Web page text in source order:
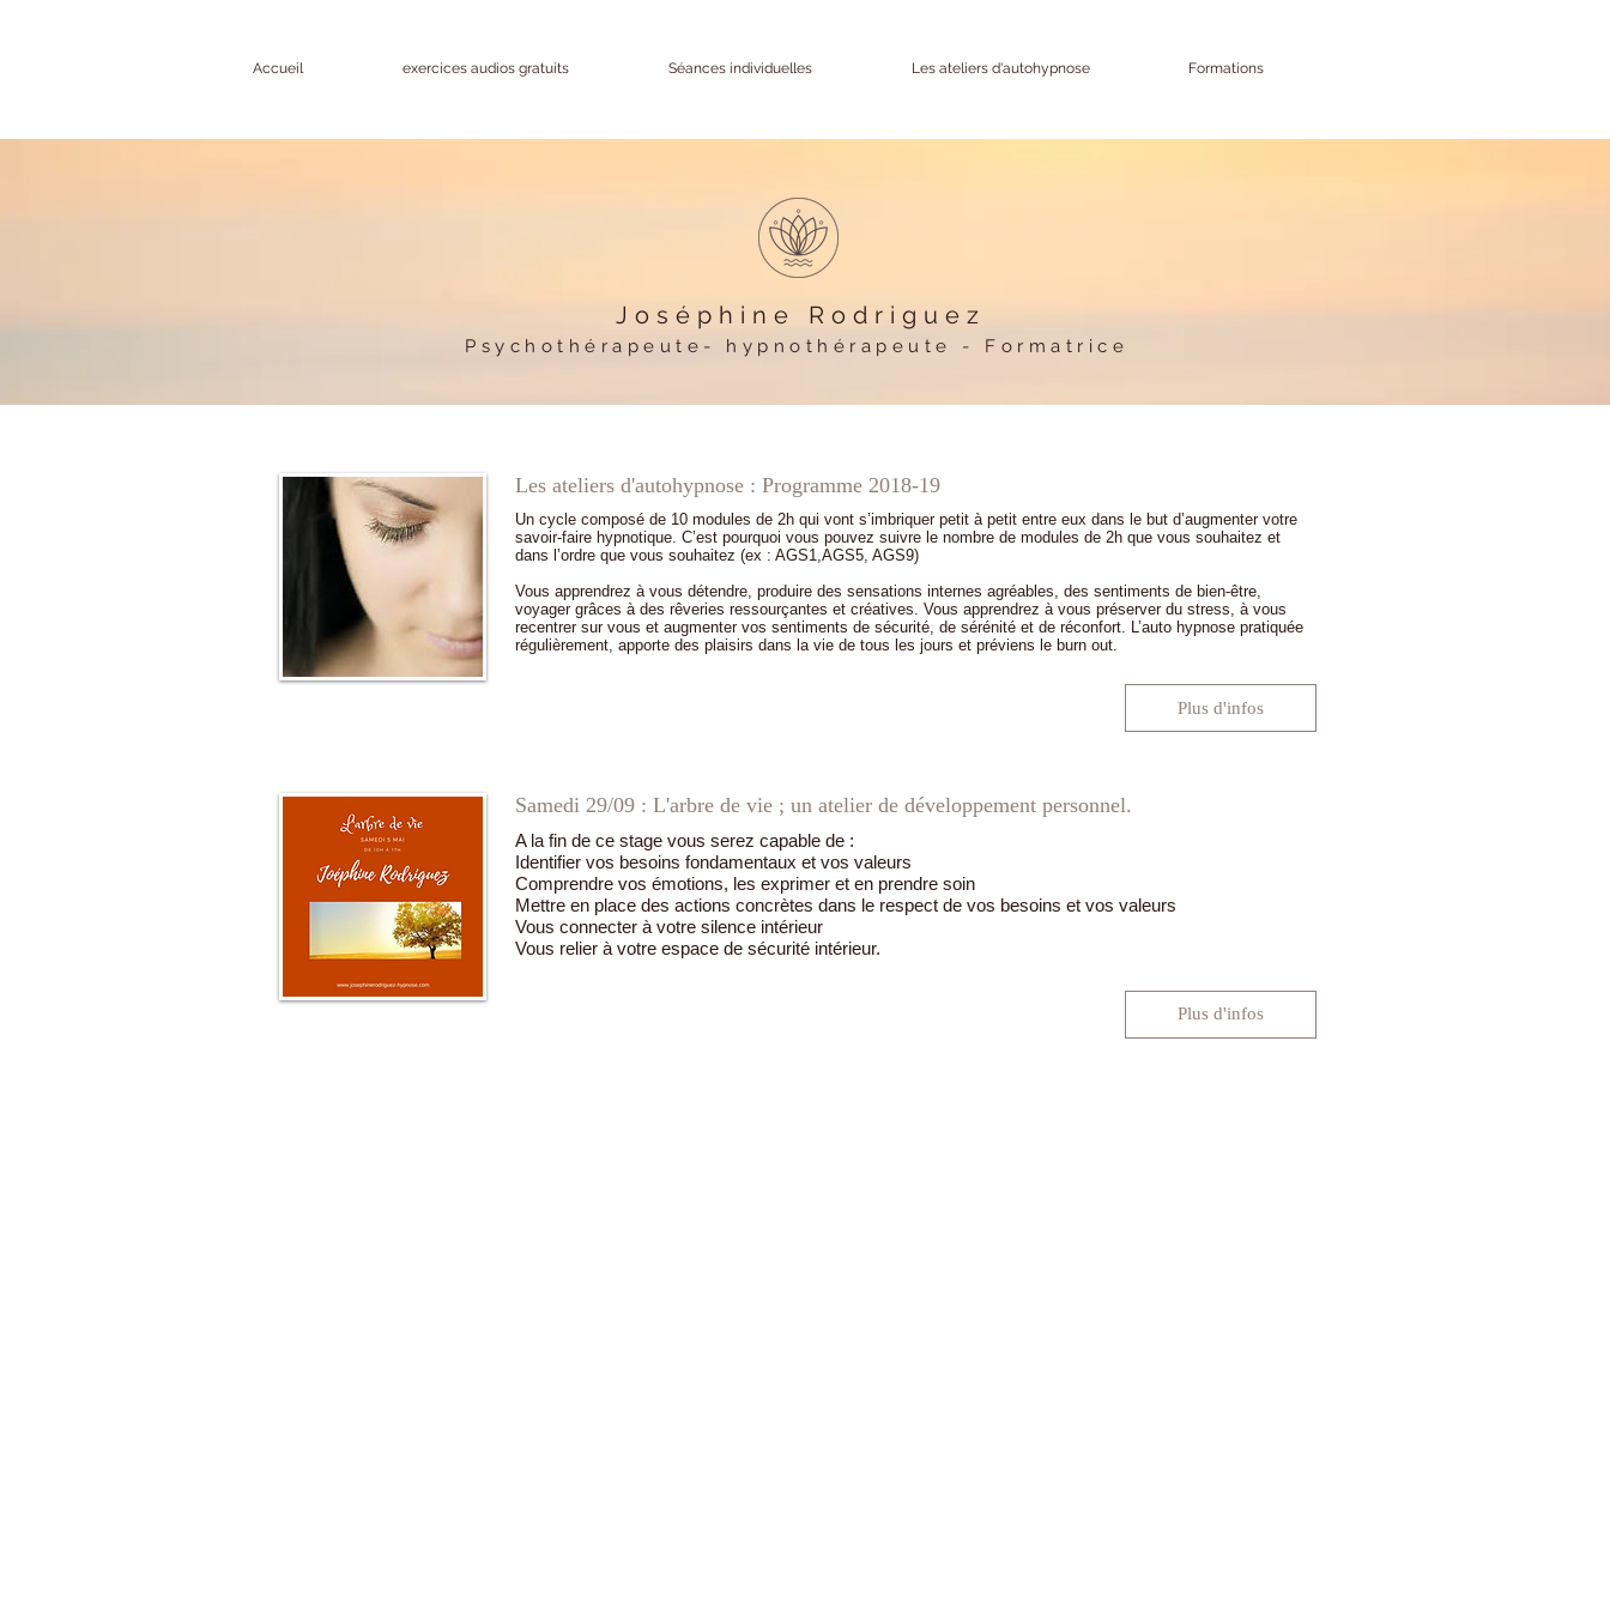
Accueil exercices audios gratuits Séances individuelles Les ateliers d'autohypnose Formations
Joséphine Rodriguez
Psychothérapeute- hypnothérapeute - Formatrice
Les ateliers d'autohypnose : Programme 2018-19
Un cycle composé de 10 modules de 2h qui vont s’imbriquer petit à petit entre eux dans le but d’augmenter votre
savoir-faire hypnotique. C’est pourquoi vous pouvez suivre le nombre de modules de 2h que vous souhaitez et
dans l’ordre que vous souhaitez (ex : AGS1,AGS5, AGS9)
Vous apprendrez à vous détendre, produire des sensations internes agréables, des sentiments de bien-être,
voyager grâces à des rêveries ressourçantes et créatives. Vous apprendrez à vous préserver du stress, à vous
recentrer sur vous et augmenter vos sentiments de sécurité, de sérénité et de réconfort. L’auto hypnose pratiquée
régulièrement, apporte des plaisirs dans la vie de tous les jours et préviens le burn out.
Plus d'infos
Samedi 29/09 : L'arbre de vie ; un atelier de développement personnel.
A la fin de ce stage vous serez capable de :
Identifier vos besoins fondamentaux et vos valeurs
Comprendre vos émotions, les exprimer et en prendre soin
Mettre en place des actions concrètes dans le respect de vos besoins et vos valeurs
Vous connecter à votre silence intérieur
Vous relier à votre espace de sécurité intérieur.
Plus d'infos